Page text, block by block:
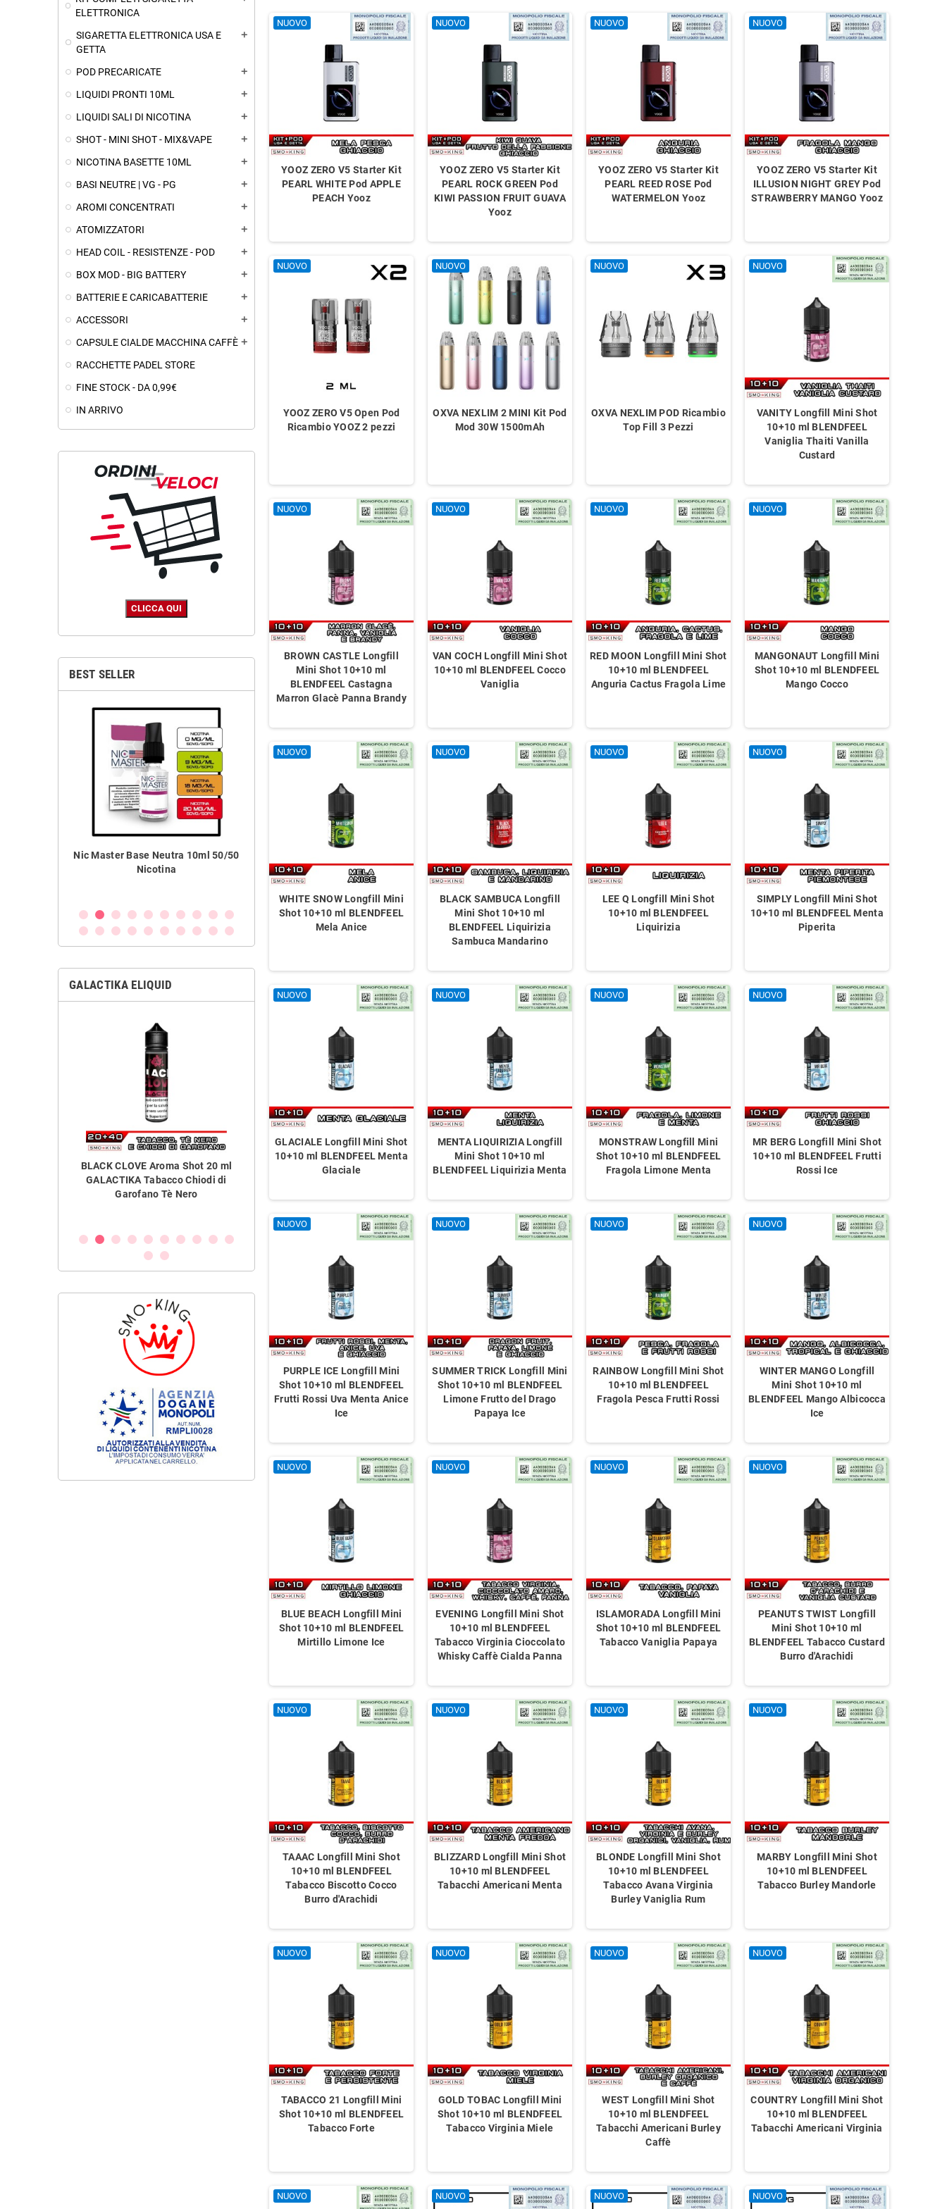
ELETTRONICA
SIGARETTA ELETTRONICA USA E
GETTA
add
POD PRECARICATE add
LIQUIDI PRONTI 10ML add
LIQUIDI SALI DI NICOTINA add
SHOT - MINI SHOT - MIX&VAPE add
NICOTINA BASETTE 10ML add
BASI NEUTRE | VG - PG add
AROMI CONCENTRATI add
ATOMIZZATORI add
HEAD COIL - RESISTENZE - POD add
BOX MOD - BIG BATTERY add
BATTERIE E CARICABATTERIE add
ACCESSORI add
CAPSULE CIALDE MACCHINA CAFFÈ add
RACCHETTE PADEL STORE
FINE STOCK - DA 0,99€
IN ARRIVO
BEST SELLER
Nic Master Base Neutra 10ml 50/50
TNT Vape Base Neutra 10ml 70/30
Basetta Nicotina
Dea Flavor
Nicotina GALACTIKA
GALACTIKA ELIQUID
BLACK CLOVE Aroma Shot 20 ml
GALACTIKA Tabacco Chiodi di
Garofano Tè Nero
MentLiq LEMON Aroma Shot 20 ml
GALACTIKA Limone Liquirizia Menta
ZIO ADRIANO PEACH Aroma Shot 20
CRACK PIE Aroma 20 ml Galactika &
CRISPI BANANA Aroma 20 ml
NUOVO
YOOZ ZERO V5 Starter Kit
PEARL WHITE Pod APPLE
PEACH Yooz
NUOVO
YOOZ ZERO V5 Starter Kit
PEARL ROCK GREEN Pod
KIWI PASSION FRUIT GUAVA
Yooz
NUOVO
YOOZ ZERO V5 Starter Kit
PEARL REED ROSE Pod
WATERMELON Yooz
NUOVO
YOOZ ZERO V5 Starter Kit
ILLUSION NIGHT GREY Pod
STRAWBERRY MANGO Yooz
NUOVO
YOOZ ZERO V5 Open Pod
Ricambio YOOZ 2 pezzi
NUOVO
OXVA NEXLIM 2 MINI Kit Pod
Mod 30W 1500mAh
NUOVO
OXVA NEXLIM POD Ricambio
Top Fill 3 Pezzi
NUOVO
VANITY Longfill Mini Shot
10+10 ml BLENDFEEL
Vaniglia Thaiti Vanilla
Custard
NUOVO
BROWN CASTLE Longfill
Mini Shot 10+10 ml
BLENDFEEL Castagna
Marron Glacè Panna Brandy
NUOVO
VAN COCH Longfill Mini Shot
10+10 ml BLENDFEEL Cocco
Vaniglia
NUOVO
RED MOON Longfill Mini Shot
10+10 ml BLENDFEEL
Anguria Cactus Fragola Lime
NUOVO
MANGONAUT Longfill Mini
Shot 10+10 ml BLENDFEEL
Mango Cocco
NUOVO
WHITE SNOW Longfill Mini
Shot 10+10 ml BLENDFEEL
Mela Anice
NUOVO
BLACK SAMBUCA Longfill
Mini Shot 10+10 ml
BLENDFEEL Liquirizia
Sambuca Mandarino
NUOVO
LEE Q Longfill Mini Shot
10+10 ml BLENDFEEL
Liquirizia
NUOVO
SIMPLY Longfill Mini Shot
10+10 ml BLENDFEEL Menta
Piperita
NUOVO
GLACIALE Longfill Mini Shot
10+10 ml BLENDFEEL Menta
Glaciale
NUOVO
MENTA LIQUIRIZIA Longfill
Mini Shot 10+10 ml
BLENDFEEL Liquirizia Menta
NUOVO
MONSTRAW Longfill Mini
Shot 10+10 ml BLENDFEEL
Fragola Limone Menta
NUOVO
MR BERG Longfill Mini Shot
10+10 ml BLENDFEEL Frutti
Rossi Ice
NUOVO
PURPLE ICE Longfill Mini
Shot 10+10 ml BLENDFEEL
Frutti Rossi Uva Menta Anice
Ice
NUOVO
SUMMER TRICK Longfill Mini
Shot 10+10 ml BLENDFEEL
Limone Frutto del Drago
Papaya Ice
NUOVO
RAINBOW Longfill Mini Shot
10+10 ml BLENDFEEL
Fragola Pesca Frutti Rossi
NUOVO
WINTER MANGO Longfill
Mini Shot 10+10 ml
BLENDFEEL Mango Albicocca
Ice
NUOVO
BLUE BEACH Longfill Mini
Shot 10+10 ml BLENDFEEL
Mirtillo Limone Ice
NUOVO
EVENING Longfill Mini Shot
10+10 ml BLENDFEEL
Tabacco Virginia Cioccolato
Whisky Caffè Cialda Panna
NUOVO
ISLAMORADA Longfill Mini
Shot 10+10 ml BLENDFEEL
Tabacco Vaniglia Papaya
NUOVO
PEANUTS TWIST Longfill
Mini Shot 10+10 ml
BLENDFEEL Tabacco Custard
Burro d'Arachidi
NUOVO
TAAAC Longfill Mini Shot
10+10 ml BLENDFEEL
Tabacco Biscotto Cocco
Burro d'Arachidi
NUOVO
BLIZZARD Longfill Mini Shot
10+10 ml BLENDFEEL
Tabacchi Americani Menta
NUOVO
BLONDE Longfill Mini Shot
10+10 ml BLENDFEEL
Tabacco Avana Virginia
Burley Vaniglia Rum
NUOVO
MARBY Longfill Mini Shot
10+10 ml BLENDFEEL
Tabacco Burley Mandorle
NUOVO
TABACCO 21 Longfill Mini
Shot 10+10 ml BLENDFEEL
Tabacco Forte
NUOVO
GOLD TOBAC Longfill Mini
Shot 10+10 ml BLENDFEEL
Tabacco Virginia Miele
NUOVO
WEST Longfill Mini Shot
10+10 ml BLENDFEEL
Tabacchi Americani Burley
Caffè
NUOVO
COUNTRY Longfill Mini Shot
10+10 ml BLENDFEEL
Tabacchi Americani Virginia
NUOVO NUOVO NUOVO NUOVO